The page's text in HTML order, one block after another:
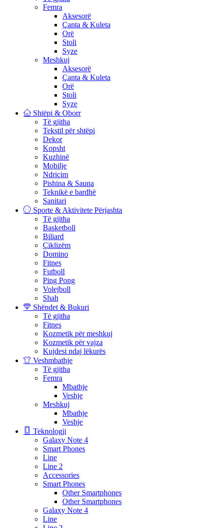
Femra
Aksesorë
Çanta & Kuleta
Orë
Stoli
Syze
Meshkuj
Aksesorë
Çanta & Kuleta
Orë
Stoli
Syze
Shtëpi & Oborr
Të gjitha
Tekstil për shtëpi
Dekor
Kopsht
Kuzhinë
Mobilje
Ndriçim
Pishina & Sauna
Teknikë e bardhë
Sanitari
Sporte & Aktivitete Përjashta
Të gjitha
Basketboll
Biliard
Çiklizëm
Domino
Fitnes
Futboll
Ping Pong
Volejboll
Shah
Shëndet & Bukuri
Të gjitha
Fitnes
Kozmetik për meshkuj
Kozmetik për vajza
Kujdesi ndaj lëkurës
Veshmbathje
Të gjitha
Femra
Mbathje
Veshje
Meshkuj
Mbathje
Veshje
Teknologji
Galaxy Note 4
Smart Phones
Line
Line 2
Accessories
Smart Phones
Other Smartphones
Other Smartphones
Galaxy Note 4
Line